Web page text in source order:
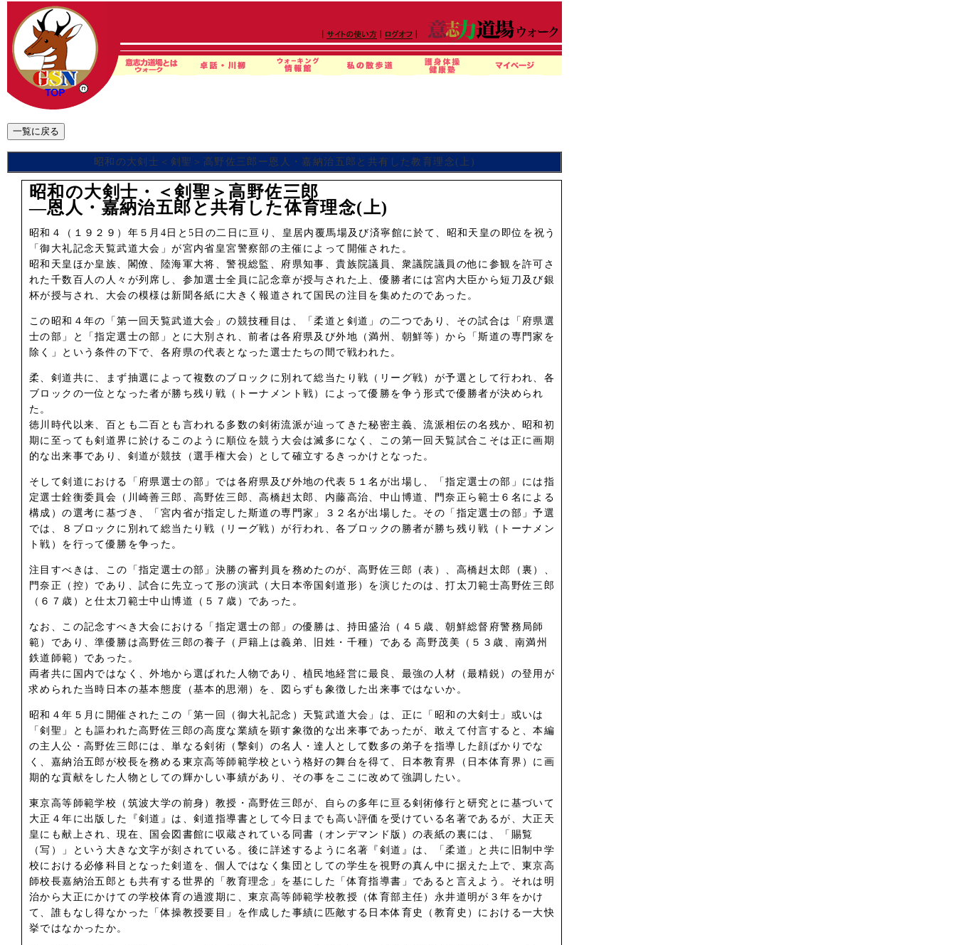
昭和の大剣士＜剣聖＞高野佐三郎ー恩人・嘉納治五郎と共有した教育理念(上)
昭和の大剣士・＜剣聖＞高野佐三郎
―恩人・嘉納治五郎と共有した体育理念(上)
昭和４（１９２９）年５月4日と5日の二日に亘り、皇居内覆馬場及び済寧館に於て、昭和天皇の即位を祝う
「御大礼記念天覧武道大会」が宮内省皇宮警察部の主催によって開催された。
昭和天皇ほか皇族、閣僚、陸海軍大将、警視総監、府県知事、貴族院議員、衆議院議員の他に参観を許可さ
れた千数百人の人々が列席し、参加選士全員に記念章が授与された上、優勝者には宮内大臣から短刀及び銀
杯が授与され、大会の模様は新聞各紙に大きく報道されて国民の注目を集めたのであった。
この昭和４年の「第一回天覧武道大会」の競技種目は、「柔道と剣道」の二つであり、その試合は「府県選
士の部」と「指定選士の部」とに大別され、前者は各府県及び外地（満州、朝鮮等）から「斯道の専門家を
除く」という条件の下で、各府県の代表となった選士たちの間で戦われた。
柔、剣道共に、まず抽選によって複数のブロックに別れて総当たり戦（リーグ戦）が予選として行われ、各
ブロックの一位となった者が勝ち残り戦（トーナメント戦）によって優勝を争う形式で優勝者が決められ
た。
徳川時代以来、百とも二百とも言われる多数の剣術流派が辿ってきた秘密主義、流派相伝の名残か、昭和初
期に至っても剣道界に於けるこのように順位を競う大会は滅多になく、この第一回天覧試合こそは正に画期
的な出来事であり、剣道が競技（選手権大会）として確立するきっかけとなった。
そして剣道における「府県選士の部」では各府県及び外地の代表５１名が出場し、「指定選士の部」には指
定選士銓衡委員会（川崎善三郎、高野佐三郎、高橋赳太郎、内藤高治、中山博道、門奈正ら範士６名による
構成）の選考に基づき、「宮内省が指定した斯道の専門家」３２名が出場した。その「指定選士の部」予選
では、８ブロックに別れて総当たり戦（リーグ戦）が行われ、各ブロックの勝者が勝ち残り戦（トーナメン
ト戦）を行って優勝を争った。
注目すべきは、この「指定選士の部」決勝の審判員を務めたのが、高野佐三郎（表）、高橋赳太郎（裏）、
門奈正（控）であり、試合に先立って形の演武（大日本帝国剣道形）を演じたのは、打太刀範士高野佐三郎
（６７歳）と仕太刀範士中山博道（５７歳）であった。
なお、この記念すべき大会における「指定選士の部」の優勝は、持田盛治（４５歳、朝鮮総督府警務局師
範）であり、準優勝は高野佐三郎の養子（戸籍上は義弟、旧姓・千種）である 高野茂美（５３歳、南満州
鉄道師範）であった。
両者共に国内ではなく、外地から選ばれた人物であり、植民地経営に最良、最強の人材（最精鋭）の登用が
求められた当時日本の基本態度（基本的思潮）を、図らずも象徴した出来事ではないか。
昭和４年５月に開催されたこの「第一回（御大礼記念）天覧武道大会」は、正に「昭和の大剣士」或いは
「剣聖」とも謳われた高野佐三郎の高度な業績を顕す象徴的な出来事であったが、敢えて付言すると、本編
の主人公・高野佐三郎には、単なる剣術（撃剣）の名人・達人として数多の弟子を指導した顔ばかりでな
く、嘉納治五郎が校長を務める東京高等師範学校という格好の舞台を得て、日本教育界（日本体育界）に画
期的な貢献をした人物としての輝かしい事績があり、その事をここに改めて強調したい。
東京高等師範学校（筑波大学の前身）教授・高野佐三郎が、自らの多年に亘る剣術修行と研究とに基づいて
大正４年に出版した『剣道』は、剣道指導書として今日までも高い評価を受けている名著であるが、大正天
皇にも献上され、現在、国会図書館に収蔵されている同書（オンデマンド版）の表紙の裏には、「賜覧
（写）」という大きな文字が刻されている。後に詳述するように名著『剣道』は、「柔道」と共に旧制中学
校における必修科目となった剣道を、個人ではなく集団としての学生を視野の真ん中に据えた上で、東京高
師校長嘉納治五郎とも共有する世界的「教育理念」を基にした「体育指導書」であると言えよう。それは明
治から大正にかけての学校体育の過渡期に、東京高等師範学校教授（体育部主任）永井道明が３年をかけ
て、誰もなし得なかった「体操教授要目」を作成した事績に匹敵する日本体育史（教育史）における一大快
挙ではなかったか。